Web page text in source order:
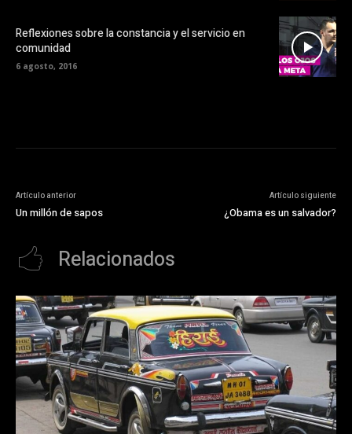
Reflexiones sobre la constancia y el servicio en
comunidad
6 agosto, 2016
Artículo anterior
Un millón de sapos
Artículo siguiente
¿Obama es un salvador?
Relacionados